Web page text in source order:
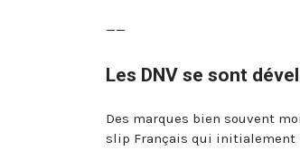
——
Les DNV se sont
Des marques bien souvent
slip Français qui initialement